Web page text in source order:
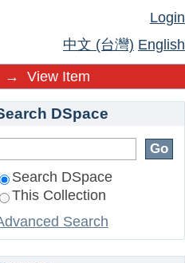
Login
中文 (台灣) English
→ View Item
DSpace
Search DSpace
This Collection
Search